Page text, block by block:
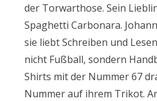
der Torwarthose. Sein
Spaghetti Carbonara.
sie liebt Schreiben und
nicht Fußball, sondern
Shirts mit der Nummer 67
Nummer auf ihrem Trikot.